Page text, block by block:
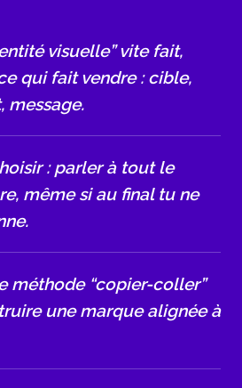
visuelle” vite fait,
qui fait vendre : cible,
message.
: parler à tout le
même si au final tu ne
méthode “copier-coller”
une marque alignée à